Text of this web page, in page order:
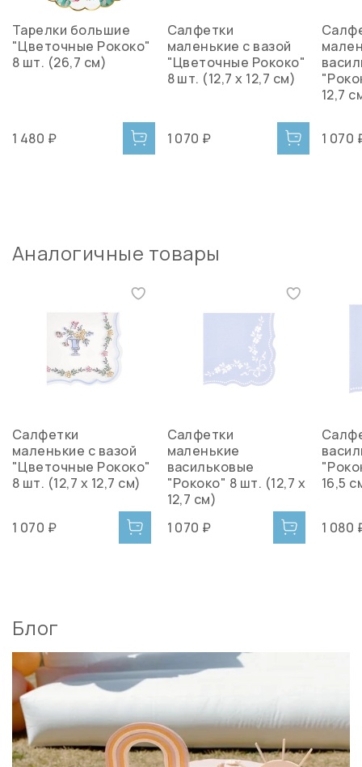
Тарелки большие
"Цветочные Рококо"
8 шт. (26,7 см)
1 480 ₽
Салфетки
маленькие с вазой
"Цветочные Рококо"
8 шт. (12,7 х 12,7 см)
1 070 ₽
12,7
1 070
Аналогичные товары
Салфетки
маленькие с вазой
"Цветочные Рококо"
8 шт. (12,7 х 12,7 см)
1 070 ₽
Салфетки
маленькие
васильковые
"Рококо" 8 шт. (12,7 х
12,7 см)
1 070 ₽
16,5
1 080
Блог